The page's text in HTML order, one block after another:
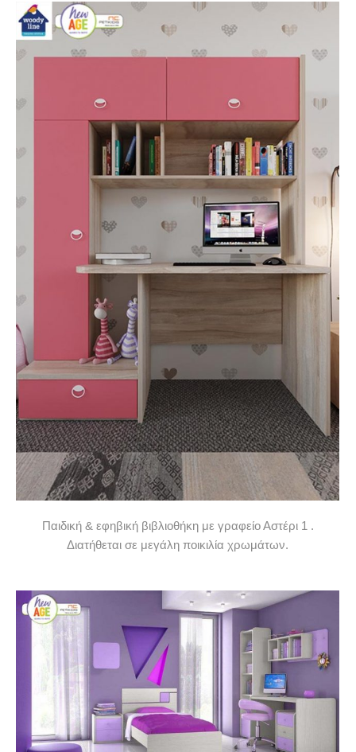
Παιδική & εφηβική βιβλιοθήκη με γραφείο Αστέρι 1 .
Διατήθεται σε μεγάλη ποικιλία χρωμάτων.